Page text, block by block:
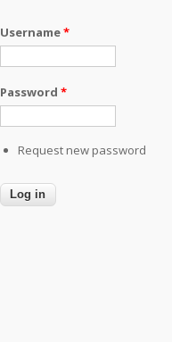
Username*
Password *
Request new password